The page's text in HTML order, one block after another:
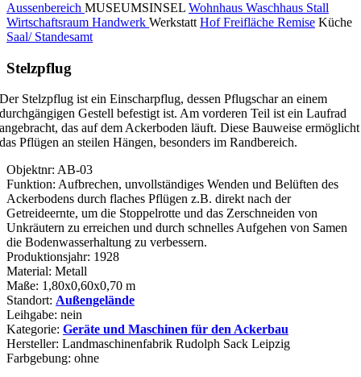
Aussenbereich MUSEUMSINSEL Wohnhaus Waschhaus Stall
Wirtschaftsraum Handwerk Werkstatt Hof Freifläche Remise Küche
Saal/ Standesamt
Stelzpflug
Der Stelzpflug ist ein Einscharpflug, dessen Pflugschar an einem
durchgängigen Gestell befestigt ist. Am vorderen Teil ist ein Laufrad
angebracht, das auf dem Ackerboden läuft. Diese Bauweise ermöglicht
das Pflügen an steilen Hängen, besonders im Randbereich.
Objektnr: AB-03
Funktion: Aufbrechen, unvollständiges Wenden und Belüften des
Ackerbodens durch flaches Pflügen z.B. direkt nach der
Getreideernte, um die Stoppelrotte und das Zerschneiden von
Unkräutern zu erreichen und durch schnelles Aufgehen von Samen
die Bodenwasserhaltung zu verbessern.
Produktionsjahr: 1928
Material: Metall
Maße: 1,80x0,60x0,70 m
Standort: Außengelände
Leihgabe: nein
Kategorie: Geräte und Maschinen für den Ackerbau
Hersteller: Landmaschinenfabrik Rudolph Sack Leipzig
Farbgebung: ohne